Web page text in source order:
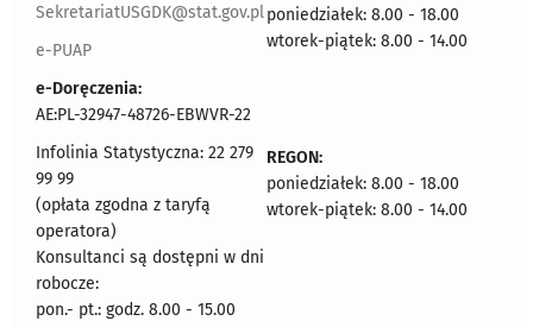
SekretariatUSGDK@stat.gov.pl
e-PUAP
e-Doręczenia:
AE:PL-32947-48726-EBWVR-22
Infolinia Statystyczna: 22 279
99 99
(opłata zgodna z taryfą
operatora)
Konsultanci są dostępni w dni
robocze:
pon.- pt.: godz. 8.00 - 15.00
poniedziałek: 8.00 - 18.00
wtorek-piątek: 8.00 - 14.00
REGON:
poniedziałek: 8.00 - 18.00
wtorek-piątek: 8.00 - 14.00